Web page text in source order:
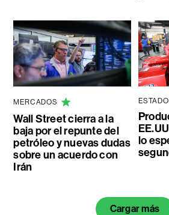
MERCADOS
Wall Street cierra a la
baja por el repunte del
petróleo y nuevas dudas
sobre un acuerdo con
Irán
lo
Cargar más